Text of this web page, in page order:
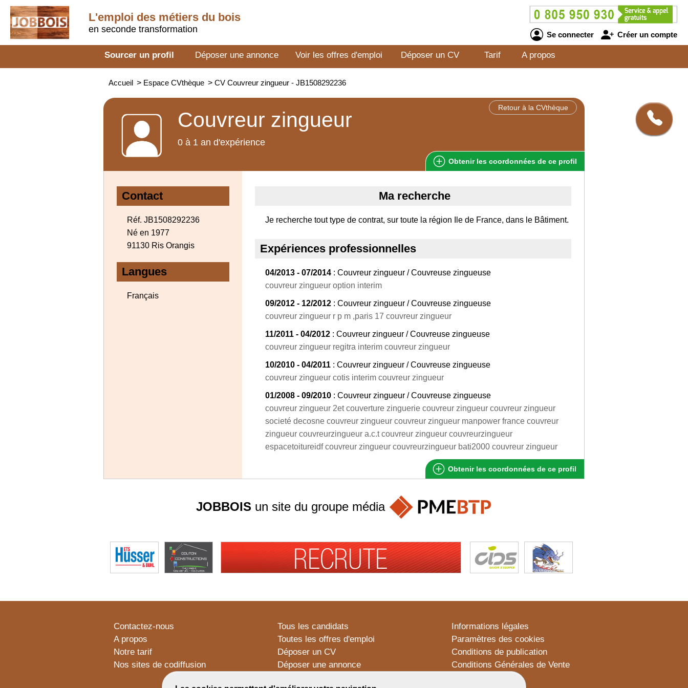
L'emploi des métiers du bois
en seconde transformation
Se connecter Créer un compte
Sourcer un profil Déposer une annonce Voir les offres d'emploi Déposer un CV Tarif A propos
Accueil > Espace CVthèque > CV Couvreur zingueur - JB1508292236
Retour à la CVthèque
Couvreur zingueur
0 à 1 an d'expérience
Obtenir les coordonnées de ce profil
Contact
Réf. JB1508292236
Né en 1977
91130 Ris Orangis
Langues
Français
Ma recherche
Je recherche tout type de contrat, sur toute la région Ile de France, dans le Bâtiment.
Expériences professionnelles
04/2013 - 07/2014 : Couvreur zingueur / Couvreuse zingueuse
couvreur zingueur option interim
09/2012 - 12/2012 : Couvreur zingueur / Couvreuse zingueuse
couvreur zingueur r p m ,paris 17 couvreur zingueur
11/2011 - 04/2012 : Couvreur zingueur / Couvreuse zingueuse
couvreur zingueur regitra interim couvreur zingueur
10/2010 - 04/2011 : Couvreur zingueur / Couvreuse zingueuse
couvreur zingueur cotis interim couvreur zingueur
01/2008 - 09/2010 : Couvreur zingueur / Couvreuse zingueuse
couvreur zingueur 2et couverture zinguerie couvreur zingueur couvreur zingueur
societé decosne couvreur zingueur couvreur zingueur manpower france couvreur
zingueur couvreurzingueur a.c.t couvreur zingueur couvreurzingueur
espacetoitureidf couvreur zingueur couvreurzingueur bati2000 couvreur zingueur
Obtenir les coordonnées de ce profil
JOBBOIS un site du groupe média
Contactez-nous
A propos
Notre tarif
Nos sites de codiffusion
Tous les candidats
Toutes les offres d'emploi
Déposer un CV
Déposer une annonce
Informations légales
Paramètres des cookies
Conditions de publication
Conditions Générales de Vente